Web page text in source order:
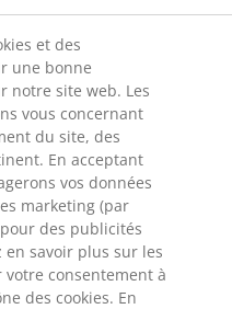
et des
une bonne
notre site web. Les
vous concernant
du site, des
En acceptant
vos données
marketing (par
des publicités
en savoir plus sur les
consentement à
des cookies. En